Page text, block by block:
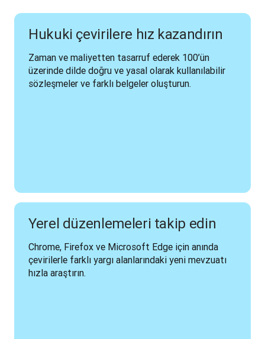
Hukuki çevirilere hız kazandırın
Zaman ve maliyetten tasarruf ederek 100’ün
üzerinde dilde doğru ve yasal olarak kullanılabilir
sözleşmeler ve farklı belgeler oluşturun.
Yerel düzenlemeleri takip edin
Chrome, Firefox ve Microsoft Edge için anında
çevirilerle farklı yargı alanlarındaki yeni mevzuatı
hızla araştırın.